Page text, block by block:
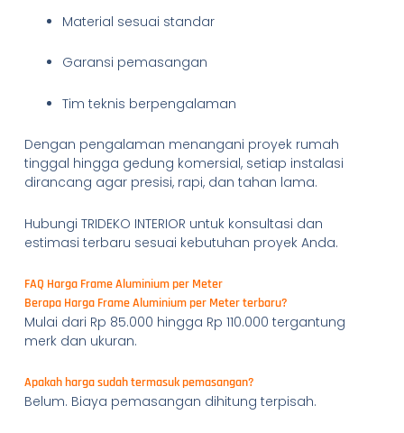
Material sesuai standar
Garansi pemasangan
Tim teknis berpengalaman
Dengan pengalaman menangani proyek rumah
tinggal hingga gedung komersial, setiap instalasi
dirancang agar presisi, rapi, dan tahan lama.
Hubungi TRIDEKO INTERIOR untuk konsultasi dan
estimasi terbaru sesuai kebutuhan proyek Anda.
FAQ Harga Frame Aluminium per Meter
Berapa Harga Frame Aluminium per Meter terbaru?
Mulai dari Rp 85.000 hingga Rp 110.000 tergantung
merk dan ukuran.
Apakah harga sudah termasuk pemasangan?
Belum. Biaya pemasangan dihitung terpisah.